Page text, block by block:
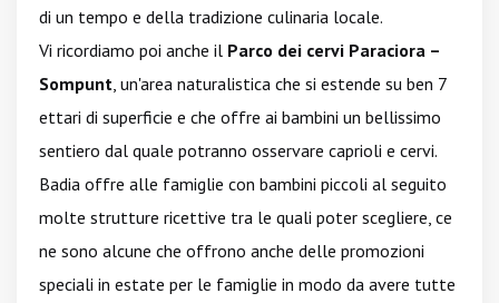
di un tempo e della tradizione culinaria locale.
Vi ricordiamo poi anche il Parco dei cervi Paraciora –
Sompunt, un'area naturalistica che si estende su ben 7
ettari di superficie e che offre ai bambini un bellissimo
sentiero dal quale potranno osservare caprioli e cervi.
Badia offre alle famiglie con bambini piccoli al seguito
molte strutture ricettive tra le quali poter scegliere, ce
ne sono alcune che offrono anche delle promozioni
speciali in estate per le famiglie in modo da avere tutte